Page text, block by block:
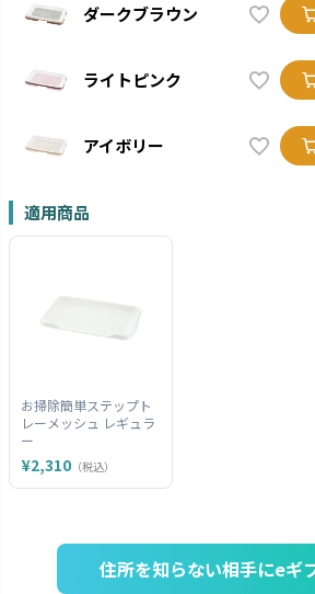
ダークブラウン
ライトピンク
アイボリー
適用商品
お掃除簡単ステップト
レーメッシュ レギュラ
ー
¥2,310（税込）
住所を知らない相手にeギ